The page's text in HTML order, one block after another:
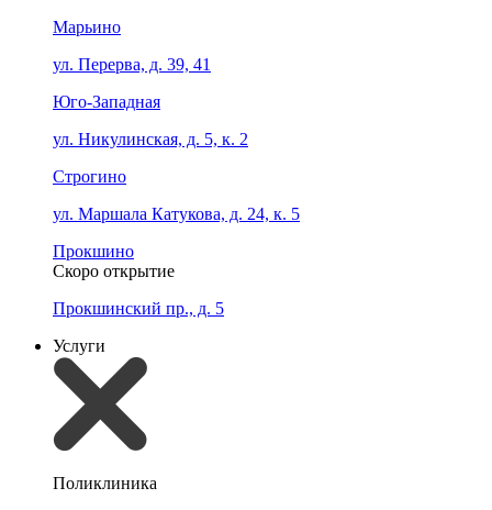
Марьино
ул. Перерва, д. 39, 41
Юго-Западная
ул. Никулинская, д. 5, к. 2
Строгино
ул. Маршала Катукова, д. 24, к. 5
Прокшино
Скоро открытие
Прокшинский пр., д. 5
Услуги
Поликлиника